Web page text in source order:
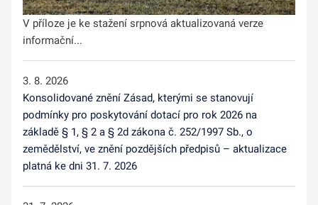
V příloze je ke stažení srpnová aktualizovaná verze
informační...
3. 8. 2026
Konsolidované znění Zásad, kterými se stanovují
podmínky pro poskytování dotací pro rok 2026 na
základě § 1, § 2 a § 2d zákona č. 252/1997 Sb., o
zemědělství, ve znění pozdějších předpisů – aktualizace
platná ke dni 31. 7. 2026